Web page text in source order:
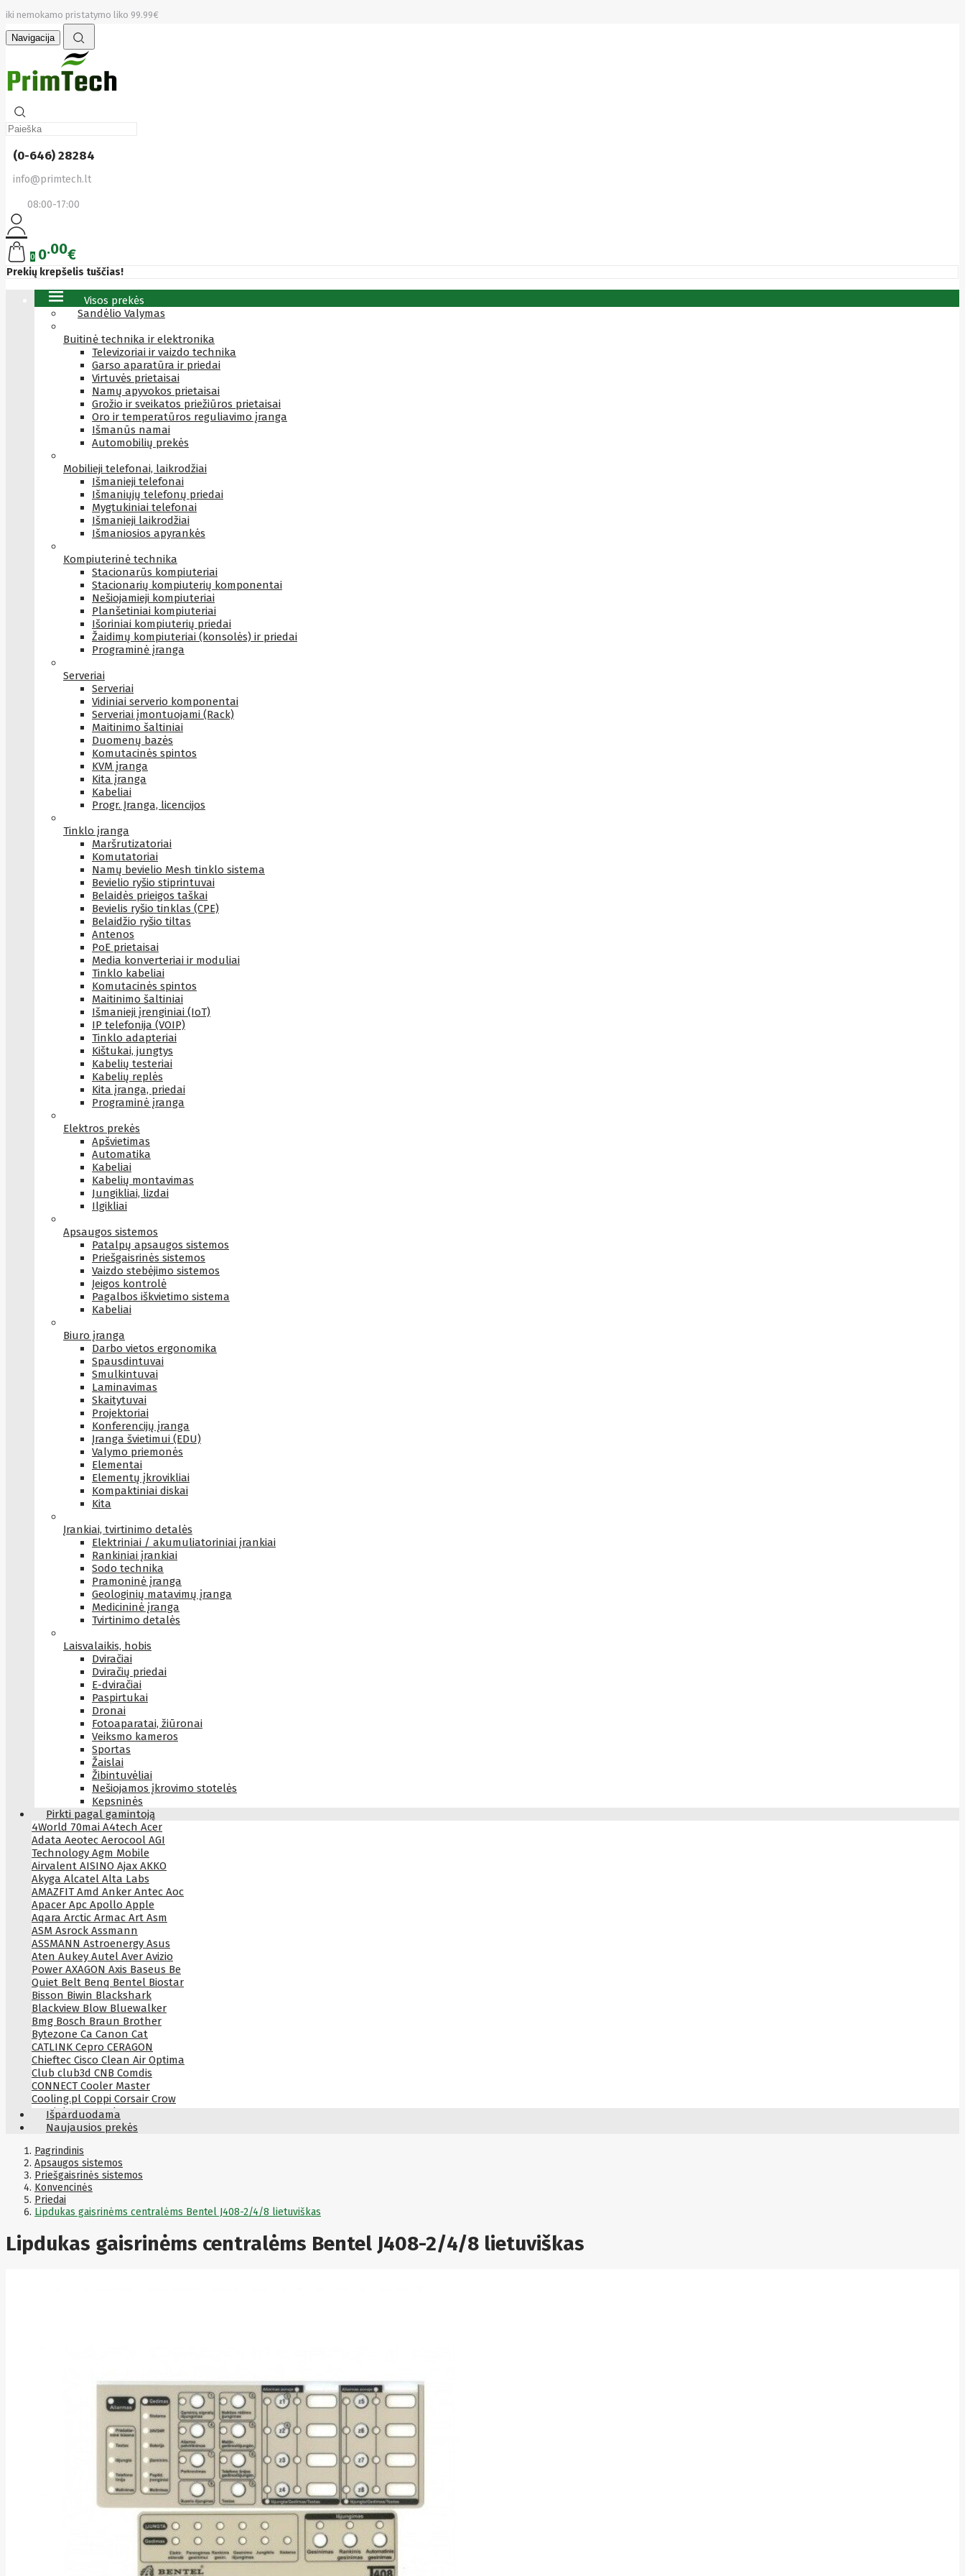
iki nemokamo pristatymo liko 99.99€
Navigacija
(0-646) 28284
info@primtech.lt
08:00-17:00
0 0 00€
Prekių krepšelis tuščias!
Visos prekės
Sandėlio Valymas
Buitinė technika ir elektronika
Televizoriai ir vaizdo technika
Garso aparatūra ir priedai
Virtuvės prietaisai
Namų apyvokos prietaisai
Grožio ir sveikatos priežiūros prietaisai
Oro ir temperatūros reguliavimo įranga
Išmanūs namai
Automobilių prekės
Mobilieji telefonai, laikrodžiai
Išmanieji telefonai
Išmaniųjų telefonų priedai
Mygtukiniai telefonai
Išmanieji laikrodžiai
Išmaniosios apyrankės
Kompiuterinė technika
Stacionarūs kompiuteriai
Stacionarių kompiuterių komponentai
Nešiojamieji kompiuteriai
Planšetiniai kompiuteriai
Išoriniai kompiuterių priedai
Žaidimų kompiuteriai (konsolės) ir priedai
Programinė įranga
Serveriai
Serveriai
Vidiniai serverio komponentai
Serveriai įmontuojami (Rack)
Maitinimo šaltiniai
Duomenų bazės
Komutacinės spintos
KVM įranga
Kita įranga
Kabeliai
Progr. Įranga, licencijos
Tinklo įranga
Maršrutizatoriai
Komutatoriai
Namų bevielio Mesh tinklo sistema
Bevielio ryšio stiprintuvai
Belaidės prieigos taškai
Bevielis ryšio tinklas (CPE)
Belaidžio ryšio tiltas
Antenos
PoE prietaisai
Media konverteriai ir moduliai
Tinklo kabeliai
Komutacinės spintos
Maitinimo šaltiniai
Išmanieji įrenginiai (IoT)
IP telefonija (VOIP)
Tinklo adapteriai
Kištukai, jungtys
Kabelių testeriai
Kabelių replės
Kita įranga, priedai
Programinė įranga
Elektros prekės
Apšvietimas
Automatika
Kabeliai
Kabelių montavimas
Jungikliai, lizdai
Ilgikliai
Apsaugos sistemos
Patalpų apsaugos sistemos
Priešgaisrinės sistemos
Vaizdo stebėjimo sistemos
Įeigos kontrolė
Pagalbos iškvietimo sistema
Kabeliai
Biuro įranga
Darbo vietos ergonomika
Spausdintuvai
Smulkintuvai
Laminavimas
Skaitytuvai
Projektoriai
Konferencijų įranga
Įranga švietimui (EDU)
Valymo priemonės
Elementai
Elementų įkrovikliai
Kompaktiniai diskai
Kita
Įrankiai, tvirtinimo detalės
Elektriniai / akumuliatoriniai įrankiai
Rankiniai įrankiai
Sodo technika
Pramoninė įranga
Geologinių matavimų įranga
Medicininė įranga
Tvirtinimo detalės
Laisvalaikis, hobis
Dviračiai
Dviračių priedai
E-dviračiai
Paspirtukai
Dronai
Fotoaparatai, žiūronai
Veiksmo kameros
Sportas
Žaislai
Žibintuvėliai
Nešiojamos įkrovimo stotelės
Kepsninės
Pirkti pagal gamintoją
4World 70mai A4tech Acer
Adata Aeotec Aerocool AGI
Technology Agm Mobile
Airvalent AISINO Ajax AKKO
Akyga Alcatel Alta Labs
AMAZFIT Amd Anker Antec Aoc
Apacer Apc Apollo Apple
Aqara Arctic Armac Art Asm
ASM Asrock Assmann
ASSMANN Astroenergy Asus
Aten Aukey Autel Aver Avizio
Power AXAGON Axis Baseus Be
Quiet Belt Benq Bentel Biostar
Bisson Biwin Blackshark
Blackview Blow Bluewalker
Bmg Bosch Braun Brother
Bytezone Ca Canon Cat
CATLINK Cepro CERAGON
Chieftec Cisco Clean Air Optima
Club club3d CNB Comdis
CONNECT Cooler Master
Cooling.pl Coppi Corsair Crow
CrucialCYBERCyberPower
CyberpowerD-linkDaewoo
Dahua DataCore
DefenderDell
DicotaDIGITALDigitus
DomoDouble ADreame
DURABOOKDymo
Eaglerise
EcovacsEdimaxEdnetEldes
Emu ENDORFYEnergenie
EnergizerEnermaxEpson
Global Fire
Gn NetcomGolden
GoodramGoogleGorke
Greencell
Hager
HarmanHaupaHgst
HitachiHitachi-LG
Honor Choice
HsmHuami
HyperXI-tec IbmIbox
Icy Box
Iiyama
InimInner
InnoVision
Integral
Intellinet
JackeryJbl
Išparduodama
Naujausios prekės
Pagrindinis
Apsaugos sistemos
Priešgaisrinės sistemos
Konvencinės
Priedai
Lipdukas gaisrinėms centralėms Bentel J408-2/4/8 lietuviškas
Lipdukas gaisrinėms centralėms Bentel J408-2/4/8 lietuviškas